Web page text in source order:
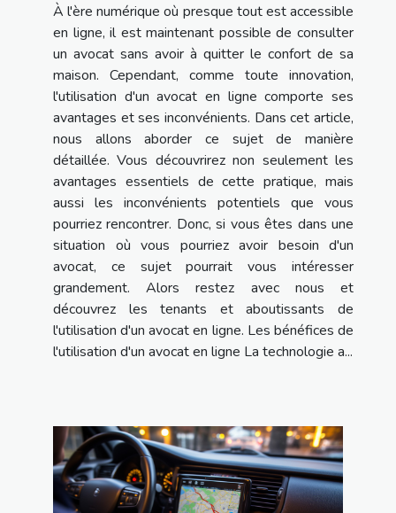
À l'ère numérique où presque tout est accessible
en ligne, il est maintenant possible de consulter
un avocat sans avoir à quitter le confort de sa
maison. Cependant, comme toute innovation,
l'utilisation d'un avocat en ligne comporte ses
avantages et ses inconvénients. Dans cet article,
nous allons aborder ce sujet de manière
détaillée. Vous découvrirez non seulement les
avantages essentiels de cette pratique, mais
aussi les inconvénients potentiels que vous
pourriez rencontrer. Donc, si vous êtes dans une
situation où vous pourriez avoir besoin d'un
avocat, ce sujet pourrait vous intéresser
grandement. Alors restez avec nous et
découvrez les tenants et aboutissants de
l'utilisation d'un avocat en ligne. Les bénéfices de
l'utilisation d'un avocat en ligne La technologie a...